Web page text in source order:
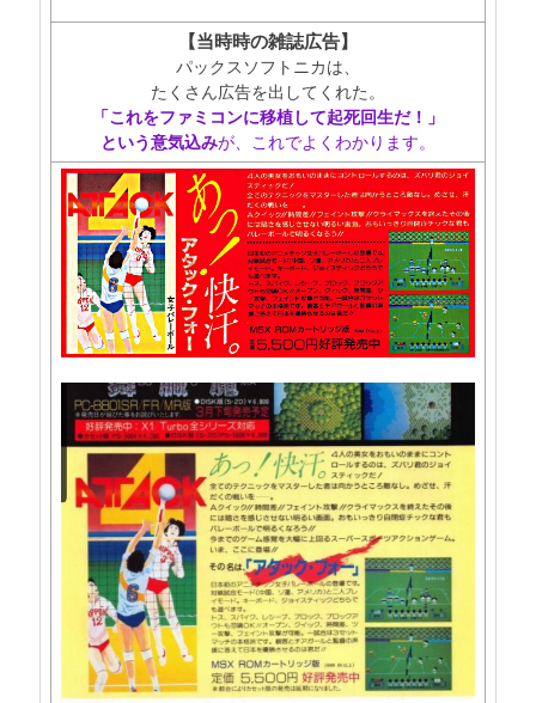
【当時時の雑誌広告】
パックスソフトニカは、
たくさん広告を出してくれた。
「これをファミコンに移植して起死回生だ！」
という意気込みが、これでよくわかります。